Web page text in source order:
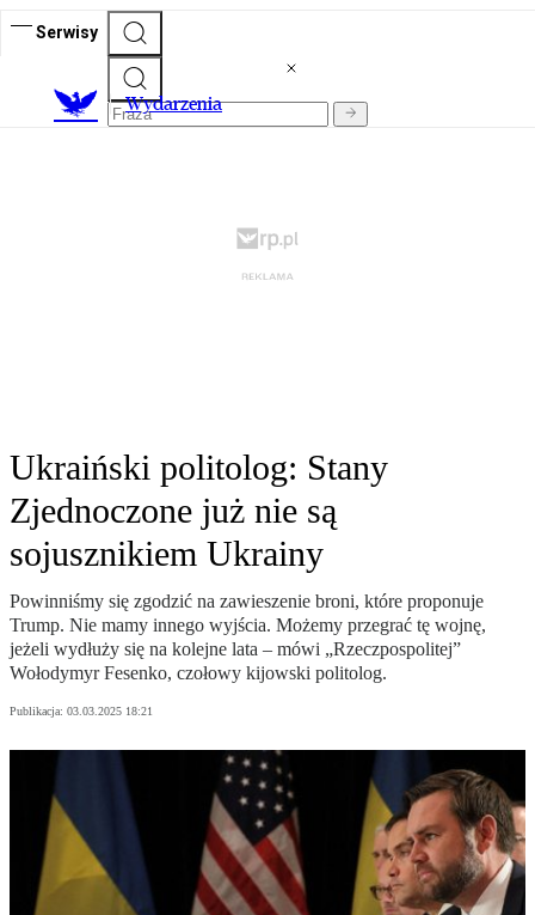
Serwisy
Wydarzenia
Ukraiński politolog: Stany
Zjednoczone już nie są
sojusznikiem Ukrainy
Powinniśmy się zgodzić na zawieszenie broni, które proponuje
Trump. Nie mamy innego wyjścia. Możemy przegrać tę wojnę,
jeżeli wydłuży się na kolejne lata – mówi „Rzeczpospolitej”
Wołodymyr Fesenko, czołowy kijowski politolog.
Publikacja: 03.03.2025 18:21